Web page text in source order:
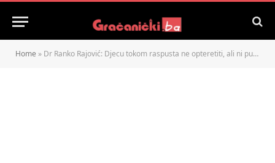
Home » Dr Ranko Rajović: Djecu tokom raspusta ne opteretiti, ali ni pustiti ih da rade šta hoće